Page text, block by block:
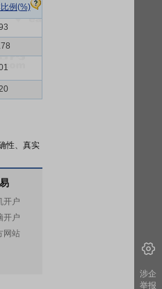
例(%)
性、真实
开户
开户
网站
涉企
举报